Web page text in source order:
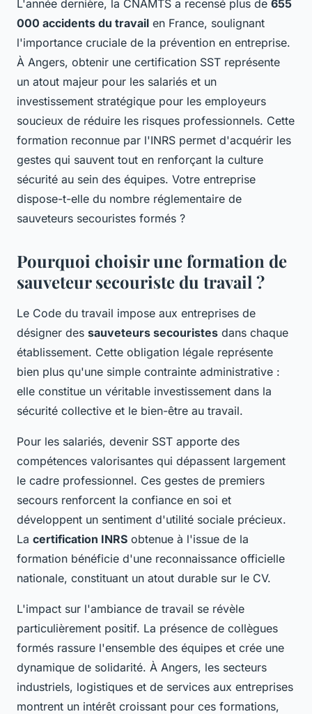
L'année dernière, la CNAMTS a recensé plus de 655
000 accidents du travail en France, soulignant
l'importance cruciale de la prévention en entreprise.
À Angers, obtenir une certification SST représente
un atout majeur pour les salariés et un
investissement stratégique pour les employeurs
soucieux de réduire les risques professionnels. Cette
formation reconnue par l'INRS permet d'acquérir les
gestes qui sauvent tout en renforçant la culture
sécurité au sein des équipes. Votre entreprise
dispose-t-elle du nombre réglementaire de
sauveteurs secouristes formés ?
Pourquoi choisir une formation de
sauveteur secouriste du travail ?
Le Code du travail impose aux entreprises de
désigner des sauveteurs secouristes dans chaque
établissement. Cette obligation légale représente
bien plus qu'une simple contrainte administrative :
elle constitue un véritable investissement dans la
sécurité collective et le bien-être au travail.
Pour les salariés, devenir SST apporte des
compétences valorisantes qui dépassent largement
le cadre professionnel. Ces gestes de premiers
secours renforcent la confiance en soi et
développent un sentiment d'utilité sociale précieux.
La certification INRS obtenue à l'issue de la
formation bénéficie d'une reconnaissance officielle
nationale, constituant un atout durable sur le CV.
L'impact sur l'ambiance de travail se révèle
particulièrement positif. La présence de collègues
formés rassure l'ensemble des équipes et crée une
dynamique de solidarité. À Angers, les secteurs
industriels, logistiques et de services aux entreprises
montrent un intérêt croissant pour ces formations,